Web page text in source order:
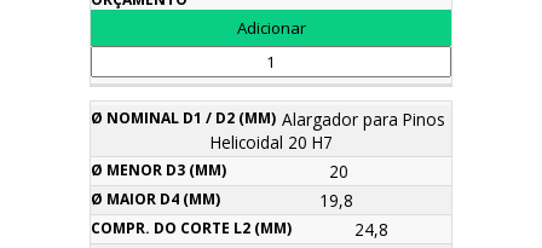
Alargador para Pinos
Helicoidal 20 H7
20
19,8
24,8